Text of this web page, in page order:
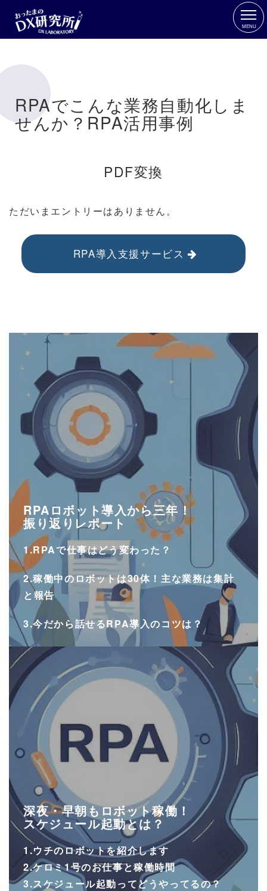
MENU
RPAでこんな業務自動化しま
せんか？RPA活用事例
PDF変換
ただいまエントリーはありません。
RPA導入支援サービス
RPAロボット導入から三年！
振り返りレポート
1.RPAで仕事はどう変わった？
2.稼働中のロボットは30体！主な業務は集計
と報告
3.今だから話せるRPA導入のコツは？
深夜・早朝もロボット稼働！
スケジュール起動とは？
1.ウチのロボットを紹介します
2.ケロミ1号のお仕事と稼働時間
3.スケジュール起動ってどうやってるの？